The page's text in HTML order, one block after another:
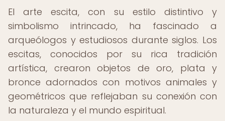
El arte escita, con su estilo distintivo y
simbolismo intrincado, ha fascinado a
arqueólogos y estudiosos durante siglos. Los
escitas, conocidos por su rica tradición
artística, crearon objetos de oro, plata y
bronce adornados con motivos animales y
geométricos que reflejaban su conexión con
la naturaleza y el mundo espiritual.